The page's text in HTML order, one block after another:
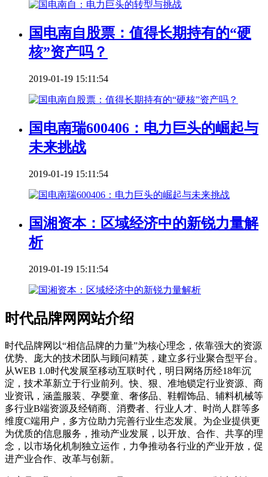
国电南自股票：值得长期持有的“硬
核”资产吗？
2019-01-19 15:11:54
国电南瑞600406：电力巨头的崛起与
未来挑战
2019-01-19 15:11:54
国湘资本：区域经济中的新锐力量解
析
2019-01-19 15:11:54
时代品牌网网站介绍
时代品牌网以“相信品牌的力量”为核心理念，依靠强大的资源
优势、庞大的技术团队与顾问精英，建立多行业聚合型平台。
从WEB 1.0时代发展至移动互联时代，明日网络历经18年沉
淀，技术革新立于行业前列。快、狠、准地锁定行业资源、商
业资讯，涵盖服装、孕婴童、奢侈品、鞋帽饰品、辅料机械等
多行业B端资源及经销商、消费者、行业人才、时尚人群等多
维度C端用户，多方位助力完善行业生态发展。为企业提供更
为优质的信息服务，推动产业发展，以开放、合作、共享的理
念，以市场化机制独立运作，力争推动各行业的产业开放，促
进产业合作、改革与创新。